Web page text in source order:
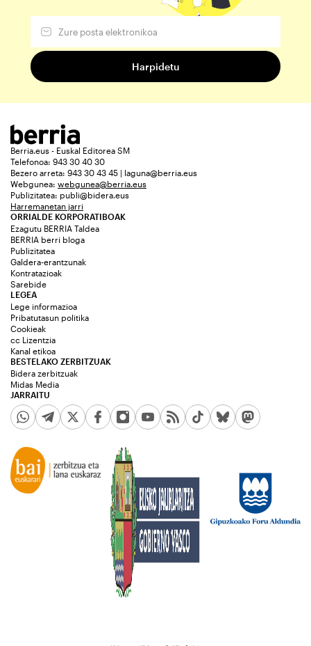
Berria.eus - Euskal Editorea SM
Telefonoa: 943 30 40 30
Bezero arreta: 943 30 43 45 | laguna@berria.eus
Webgunea: webgunea@berria.eus
Publizitatea: publi@bidera.eus
Harremanetan jarri
ORRIALDE KORPORATIBOAK
Ezagutu BERRIA Taldea
BERRIA berri bloga
Publizitatea
Galdera-erantzunak
Kontratazioak
Sarebide
JARRAITU
LEGEA
Lege informazioa
Pribatutasun politika
Cookieak
cc Lizentzia
Kanal etikoa
BESTELAKO ZERBITZUAK
Bidera zerbitzuak
Midas Media